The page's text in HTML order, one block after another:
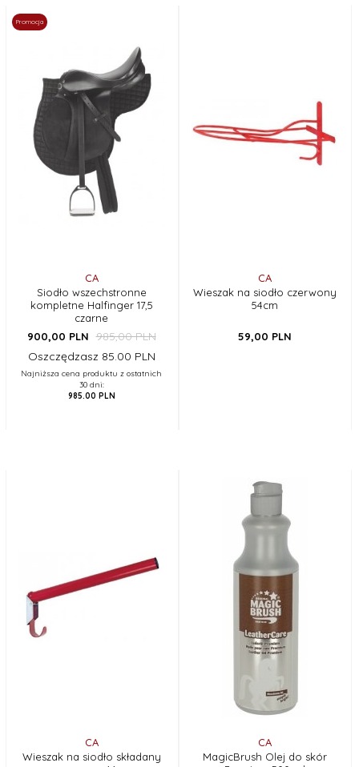
Promocja
CA
Siodło wszechstronne
kompletne Halfinger 17,5
czarne
900,00 PLN 985,00 PLN
Oszczędzasz 85.00 PLN
Najniższa cena produktu z ostatnich
30 dni:
985.00 PLN
CA
Wieszak na siodło czerwony
54cm
59,00 PLN
CA
Wieszak na siodło składany
CA
MagicBrush Olej do skór